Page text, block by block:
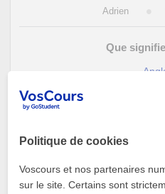
Adrien
Que
Politique de cookies
Voscours et nos partenaires
sur le site. Certains sont